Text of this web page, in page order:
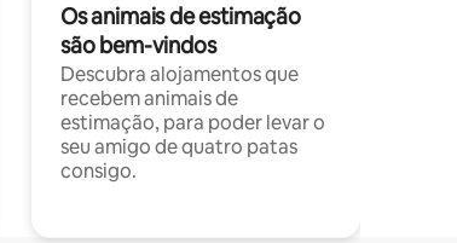
Os animais de estimação
são bem-vindos
Descubra alojamentos que
recebem animais de
estimação, para poder levar o
seu amigo de quatro patas
consigo.